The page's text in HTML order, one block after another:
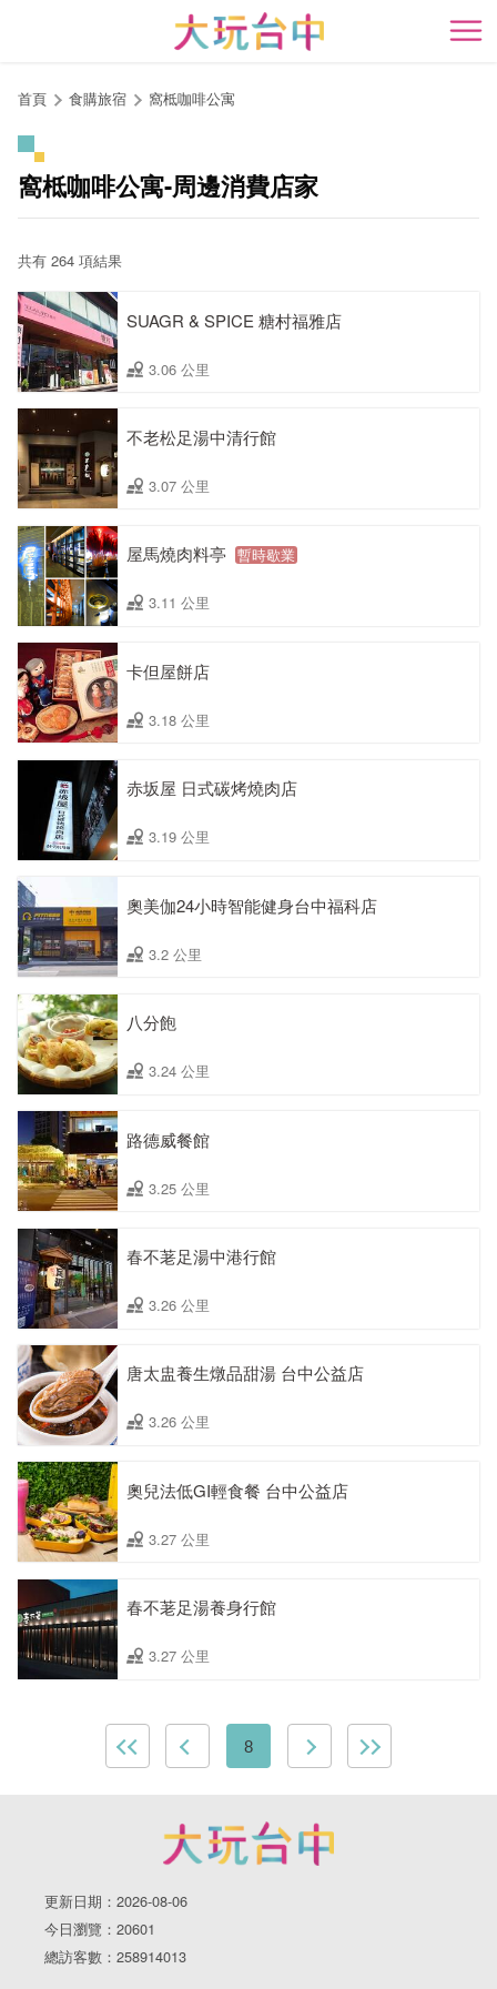
開
首頁 食購旅宿 窩柢咖啡公寓
窩柢咖啡公寓-周邊消費店家
共有 264 項結果
SUAGR & SPICE 糖村福雅店
3.06 公里
不老松足湯中清行館
3.07 公里
屋馬燒肉料亭 暫時歇業
3.11 公里
卡但屋餅店
3.18 公里
赤坂屋 日式碳烤燒肉店
3.19 公里
奧美伽24小時智能健身台中福科店
3.2 公里
八分飽
3.24 公里
路德威餐館
3.25 公里
春不荖足湯中港行館
3.26 公里
唐太盅養生燉品甜湯 台中公益店
3.26 公里
奧兒法低GI輕食餐 台中公益店
3.27 公里
春不荖足湯養身行館
3.27 公里
8
更新日期：2026-08-06
今日瀏覽：20601
總訪客數：258914013